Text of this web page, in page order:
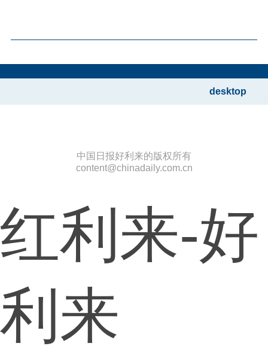
desktop
中国日报好利来的版权所有
content@chinadaily.com.cn
红利来-好
利来